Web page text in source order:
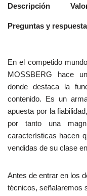
Descripción
Preguntas y
En el competido
MOSSBERG hace
donde destaca la
contenido. Es un
apuesta por la
por tanto una
características hacen
vendidas de su clase
Antes de entrar en los
técnicos, señalaremos